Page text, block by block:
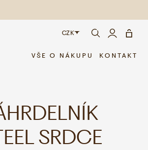
CZK
CZK
VŠE O NÁKUPU KONTAKT
SRDCE